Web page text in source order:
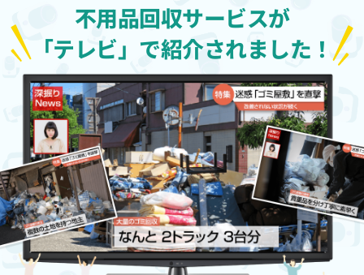
不用品回収サービスが
「テレビ」で紹介されました！